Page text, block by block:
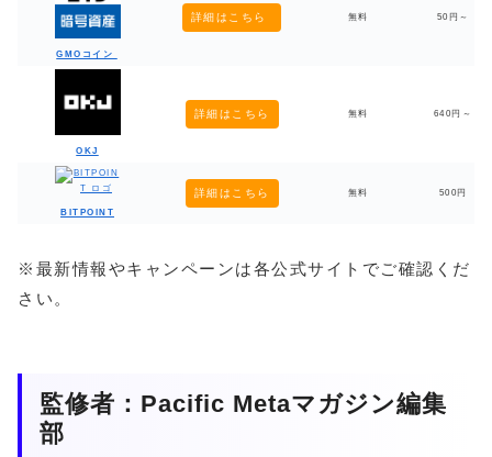
GMOコイン
詳細はこちら 無料 50円～
OKJ
詳細はこちら 無料 640円～
BITPOINT
詳細はこちら 無料 500円
※最新情報やキャンペーンは各公式サイトでご確認くだ
さい。
監修者：Pacific Metaマガジン編集
部